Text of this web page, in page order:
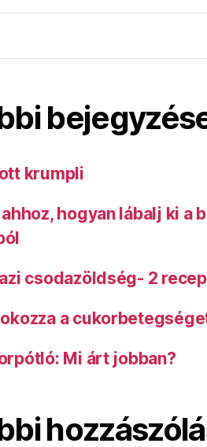
krumpli
hogyan lábalj ki a
csodazöldség- 2
a
Mi árt jobban?